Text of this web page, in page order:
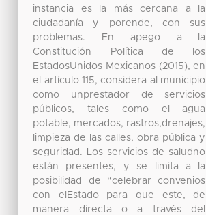
instancia es la más cercana a la
ciudadanía y porende, con sus
problemas. En apego a la
Constitución Política de los
EstadosUnidos Mexicanos (2015), en
el artículo 115, considera al municipio
como unprestador de servicios
públicos, tales como el agua
potable, mercados, rastros,drenajes,
limpieza de las calles, obra pública y
seguridad. Los servicios de saludno
están presentes, y se limita a la
posibilidad de “celebrar convenios
con elEstado para que este, de
manera directa o a través del